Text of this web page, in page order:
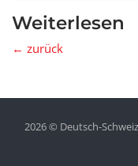
Weiterlesen
← zurück
2026 © Deutsch-